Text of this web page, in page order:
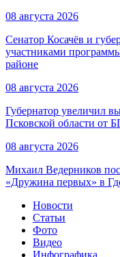
08 августа 2026
Сенатор Косачёв и
участниками
районе
08 августа 2026
Губернатор увеличил
Псковской области от
08 августа 2026
Михаил Ведерников
«Дружина первых» в
Новости
Статьи
Фото
Видео